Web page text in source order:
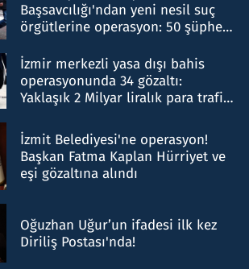
Başsavcılığı'ndan yeni nesil suç
örgütlerine operasyon: 50 şüpheli
İzmir merkezli yasa dışı bahis
operasyonunda 34 gözaltı:
Yaklaşık 2 Milyar liralık para trafiği
İzmit Belediyesi'ne operasyon!
Başkan Fatma Kaplan Hürriyet ve
eşi gözaltına alındı
Oğuzhan Uğur’un ifadesi ilk kez
Diriliş Postası'nda!